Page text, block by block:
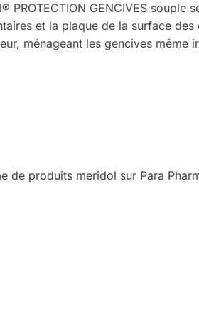
PROTECTION GENCIVES
et la plaque de la surface
ménageant les gencives même
de produits meridol sur Para